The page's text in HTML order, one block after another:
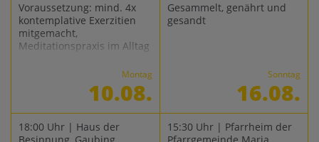
Voraussetzung: mind. 4x
kontemplative Exerzitien
mitgemacht,
Meditationspraxis im Alltag
Montag
10.08.
Gesammelt, genährt und
gesandt
Sonntag
16.08.
18:00 Uhr | Haus der
15:30 Uhr | Pfarrheim der